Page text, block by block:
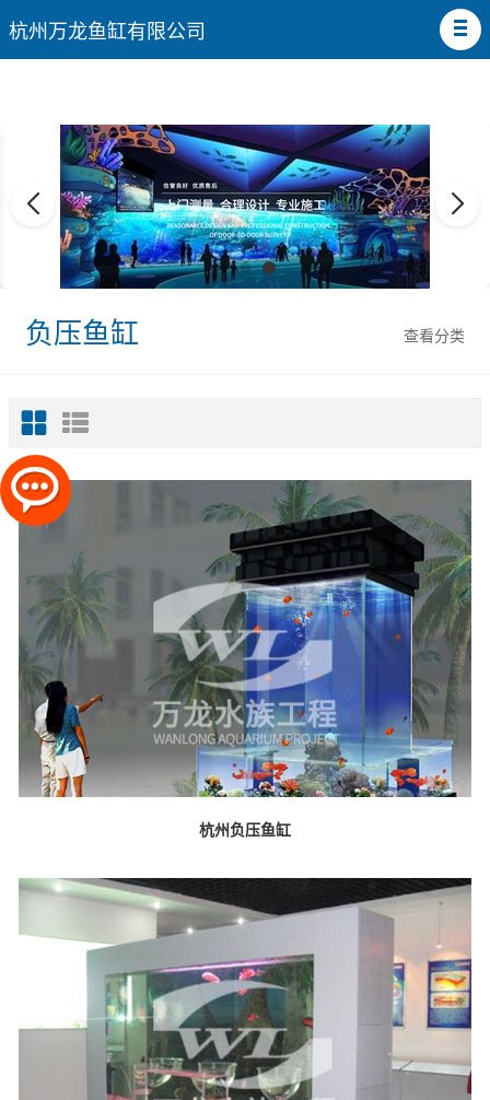
杭州万龙鱼缸有限公司
查看分类
负压鱼缸
杭州负压鱼缸